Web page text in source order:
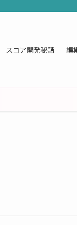
スコア開発秘話 編